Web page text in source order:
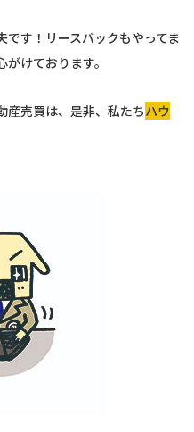
す！リースバックもやってま
けております。
産売買は、是非、私たちハウ